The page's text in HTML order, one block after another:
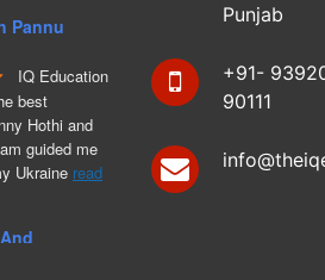
Pannu
IQ Education
best
Hothi and
guided me
Ukraine read
Punjab
+91-
90111